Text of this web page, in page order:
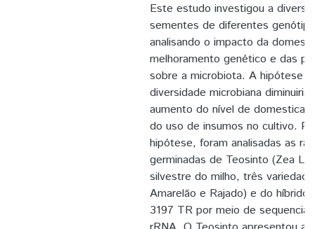
Este estudo investigou a
sementes de diferentes
analisando o impacto da
melhoramento genético e das
sobre a microbiota. A hipótese
diversidade microbiana
aumento do nível de
do uso de insumos no cultivo.
hipótese, foram analisadas as
germinadas de Teosinto (Zea
silvestre do milho, três
Amarelão e Rajado) e do híbrido
3197 TR por meio de